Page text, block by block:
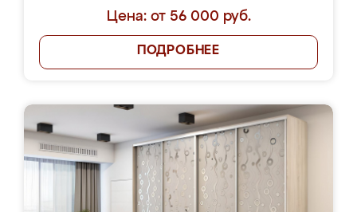
Цена: от 56 000 руб.
ПОДРОБНЕЕ